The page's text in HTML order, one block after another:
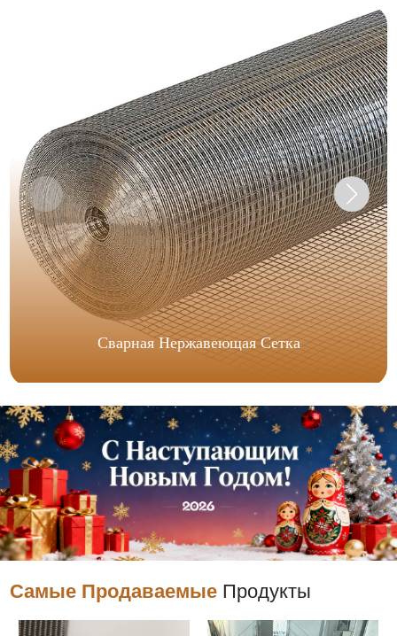
Сварная Нержавеющая Сетка
Самые Продаваемые Продукты